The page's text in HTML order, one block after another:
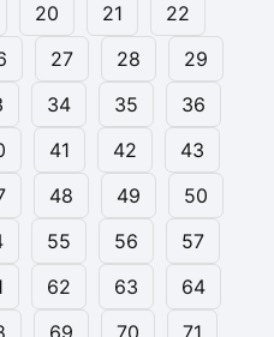
20 21
22
27 28
29
34 35
36
41 42
43
48 49
50
55 56
57
62 63
64